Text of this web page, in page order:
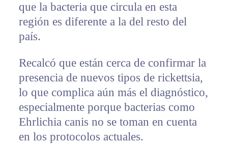
que la bacteria que circula en esta
región es diferente a la del resto del
país.
Recalcó que están cerca de confirmar la
presencia de nuevos tipos de rickettsia,
lo que complica aún más el diagnóstico,
especialmente porque bacterias como
Ehrlichia canis no se toman en cuenta
en los protocolos actuales.